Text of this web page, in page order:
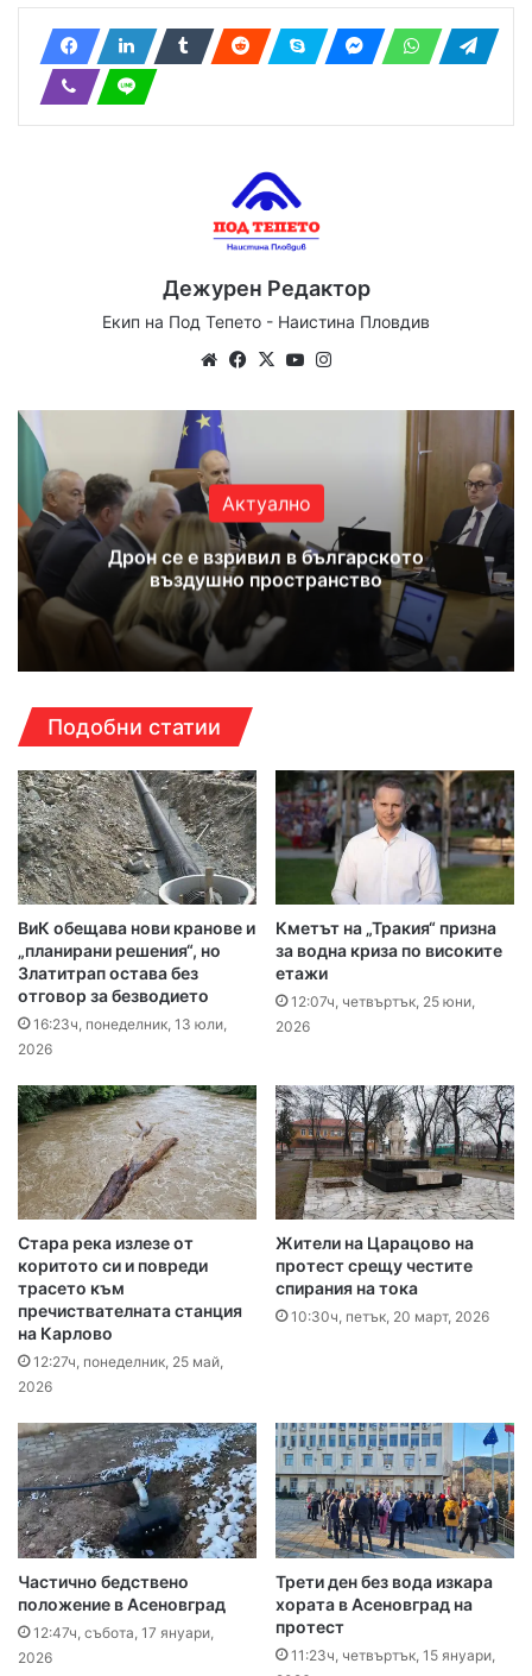
Дежурен Редактор
Екип на Под Тепето - Наистина Пловдив
WebsiteFacebook
X YouTube
Актуално
Дрон се е взривил в българското
въздушно пространство
Подобни статии
ВиК обещава нови кранове и
„планирани решения“, но
Златитрап остава без
отговор за безводието
16:23ч, понеделник, 13 юли,
2026
Кметът на „Тракия“ призна
за водна криза по високите
етажи
12:07ч, четвъртък, 25 юни,
2026
Стара река излезе от
коритото си и повреди
трасето към
пречиствателната станция
на Карлово
12:27ч, понеделник, 25 май,
2026
Жители на Царацово на
протест срещу честите
спирания на тока
10:30ч, петък, 20 март, 2026
Частично бедствено
положение в Асеновград
12:47ч, събота, 17 януари,
2026
Трети ден без вода изкара
хората в Асеновград на
протест
11:23ч, четвъртък, 15 януари,